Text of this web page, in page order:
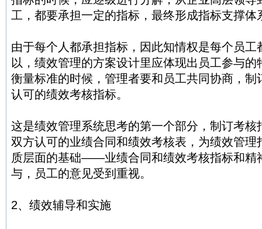
工，都要承担一定的指标，最终形成指标支撑体
由于每个人都承担指标，因此知情权是每个员工
以，绩效管理的方案设计里应体现出员工参与
衡量标准的时候，管理者要和员工共同协商，制
认可的绩效考核指标。
这是绩效管理系统思考的第一个部分，制订考核
双方认可的业绩合同和绩效考核表，为绩效管
质层面的基础——业绩合同和绩效考核指标和
与，员工的意见受到重视。
2、绩效辅导和实施